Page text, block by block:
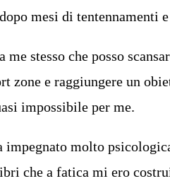
mesi di tentennamenti
me stesso che posso
zone e raggiungere un
impossibile per me.
impegnato molto
che a fatica mi ero